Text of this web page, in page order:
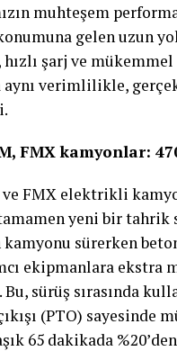
muhteşem
gelen uzun
hızlı şarj ve
verimlilikle,
FMX kamyonlar:
ve FMX elektrikli
yeni bir tahrik
sürerken
ekipmanlara ekstra
sürüş sırasında
(PTO)
65 dakikada